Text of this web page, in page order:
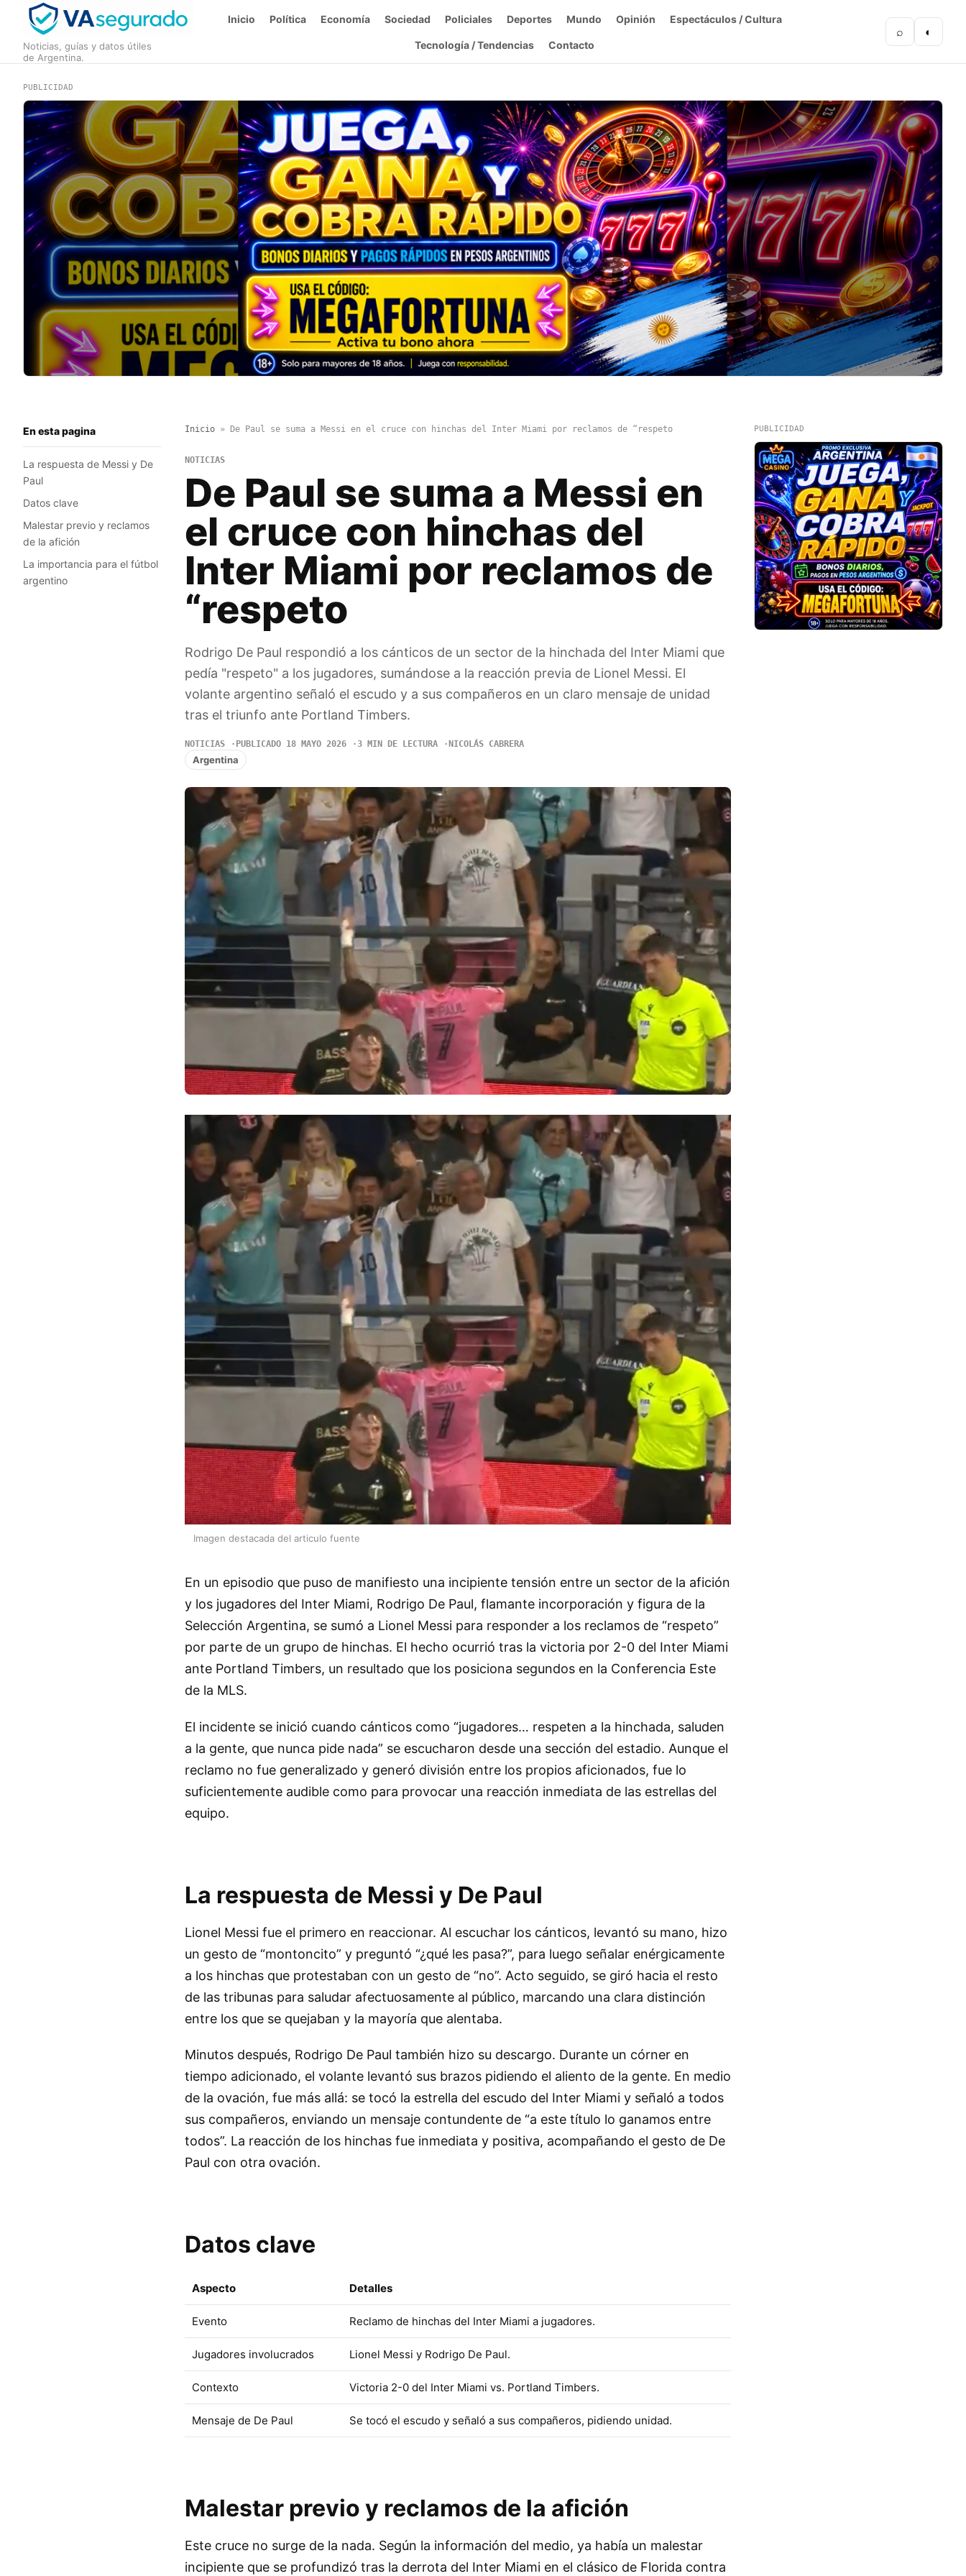
Noticias, guías y datos útiles
de Argentina.
Inicio Política Economía Sociedad Policiales Deportes Mundo Opinión Espectáculos / Cultura
Tecnología / Tendencias Contacto
⌕ ◐
PUBLICIDAD
En esta pagina
La respuesta de Messi y De
Paul
Datos clave
Malestar previo y reclamos
de la afición
La importancia para el fútbol
argentino
Inicio» De Paul se suma a Messi en el cruce con hinchas del Inter Miami por reclamos de “respeto
NOTICIAS
De Paul se suma a Messi en
el cruce con hinchas del
Inter Miami por reclamos de
“respeto
Rodrigo De Paul respondió a los cánticos de un sector de la hinchada del Inter Miami que
pedía "respeto" a los jugadores, sumándose a la reacción previa de Lionel Messi. El
volante argentino señaló el escudo y a sus compañeros en un claro mensaje de unidad
tras el triunfo ante Portland Timbers.
NOTICIAS PUBLICADO 18 MAYO 2026 3 MIN DE LECTURA NICOLÁS CABRERA
Argentina
Imagen destacada del articulo fuente
En un episodio que puso de manifiesto una incipiente tensión entre un sector de la afición
y los jugadores del Inter Miami, Rodrigo De Paul, flamante incorporación y figura de la
Selección Argentina, se sumó a Lionel Messi para responder a los reclamos de “respeto”
por parte de un grupo de hinchas. El hecho ocurrió tras la victoria por 2-0 del Inter Miami
ante Portland Timbers, un resultado que los posiciona segundos en la Conferencia Este
de la MLS.
El incidente se inició cuando cánticos como “jugadores… respeten a la hinchada, saluden
a la gente, que nunca pide nada” se escucharon desde una sección del estadio. Aunque el
reclamo no fue generalizado y generó división entre los propios aficionados, fue lo
suficientemente audible como para provocar una reacción inmediata de las estrellas del
equipo.
La respuesta de Messi y De Paul
Lionel Messi fue el primero en reaccionar. Al escuchar los cánticos, levantó su mano, hizo
un gesto de “montoncito” y preguntó “¿qué les pasa?”, para luego señalar enérgicamente
a los hinchas que protestaban con un gesto de “no”. Acto seguido, se giró hacia el resto
de las tribunas para saludar afectuosamente al público, marcando una clara distinción
entre los que se quejaban y la mayoría que alentaba.
Minutos después, Rodrigo De Paul también hizo su descargo. Durante un córner en
tiempo adicionado, el volante levantó sus brazos pidiendo el aliento de la gente. En medio
de la ovación, fue más allá: se tocó la estrella del escudo del Inter Miami y señaló a todos
sus compañeros, enviando un mensaje contundente de “a este título lo ganamos entre
todos”. La reacción de los hinchas fue inmediata y positiva, acompañando el gesto de De
Paul con otra ovación.
Datos clave
Aspecto Detalles
Evento Reclamo de hinchas del Inter Miami a jugadores.
Jugadores involucrados Lionel Messi y Rodrigo De Paul.
Contexto Victoria 2-0 del Inter Miami vs. Portland Timbers.
Mensaje de De Paul Se tocó el escudo y señaló a sus compañeros, pidiendo unidad.
Malestar previo y reclamos de la afición
Este cruce no surge de la nada. Según la información del medio, ya había un malestar
incipiente que se profundizó tras la derrota del Inter Miami en el clásico de Florida contra
PUBLICIDAD